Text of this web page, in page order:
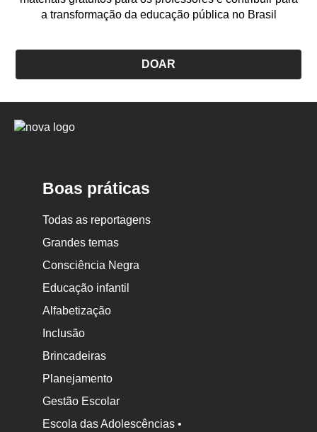
a transformação da educação pública no Brasil
DOAR
Logo
Boas práticas
Todas as reportagens
Grandes temas
Consciência Negra
Educação infantil
Alfabetização
Inclusão
Brincadeiras
Planejamento
Gestão Escolar
Escola das Adolescências •